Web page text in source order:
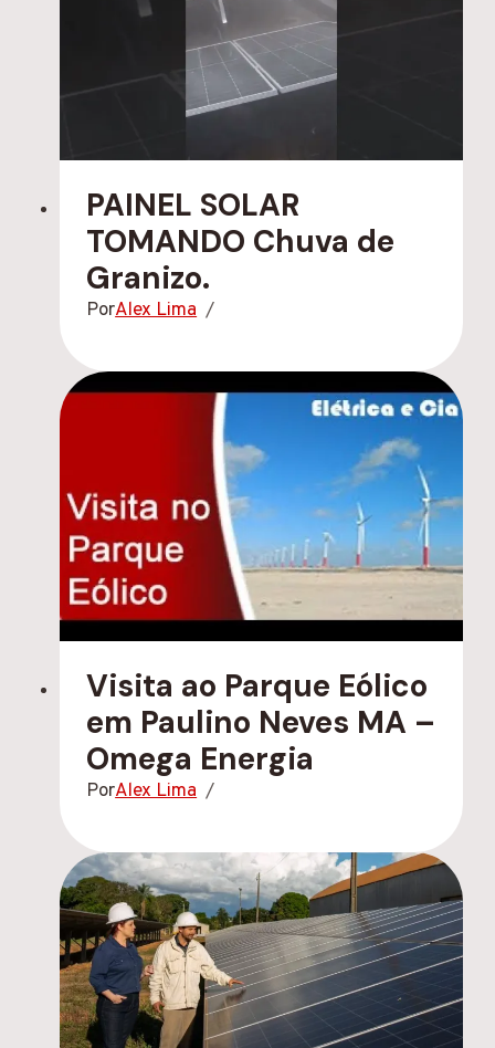
PAINEL SOLAR
TOMANDO Chuva de
Granizo.
PorAlex Lima
Visita ao Parque Eólico
em Paulino Neves MA –
Omega Energia
PorAlex Lima